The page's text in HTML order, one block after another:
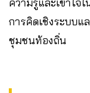
การคิดเชิงระบบ
ชุมชนท้องถิ่น